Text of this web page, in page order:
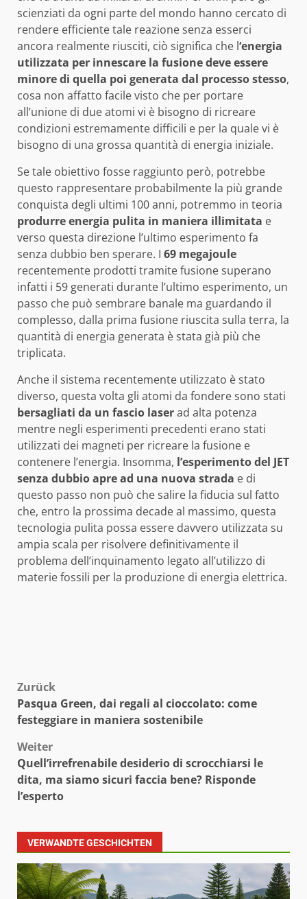
scienziati da ogni parte del mondo hanno cercato di
rendere efficiente tale reazione senza esserci
ancora realmente riusciti, ciò significa che l‘energia
utilizzata per innescare la fusione deve essere
minore di quella poi generata dal processo stesso,
cosa non affatto facile visto che per portare
all’unione di due atomi vi è bisogno di ricreare
condizioni estremamente difficili e per la quale vi è
bisogno di una grossa quantità di energia iniziale.
Se tale obiettivo fosse raggiunto però, potrebbe
questo rappresentare probabilmente la più grande
conquista degli ultimi 100 anni, potremmo in teoria
produrre energia pulita in maniera illimitata e
verso questa direzione l’ultimo esperimento fa
senza dubbio ben sperare. I 69 megajoule
recentemente prodotti tramite fusione superano
infatti i 59 generati durante l’ultimo esperimento, un
passo che può sembrare banale ma guardando il
complesso, dalla prima fusione riuscita sulla terra, la
quantità di energia generata è stata già più che
triplicata.
Anche il sistema recentemente utilizzato è stato
diverso, questa volta gli atomi da fondere sono stati
bersagliati da un fascio laserad alta potenza
mentre negli esperimenti precedenti erano stati
utilizzati dei magneti per ricreare la fusione e
contenere l’energia. Insomma, l’esperimento del JET
senza dubbio apre ad una nuova strada e di
questo passo non può che salire la fiducia sul fatto
che, entro la prossima decade al massimo, questa
tecnologia pulita possa essere davvero utilizzata su
ampia scala per risolvere definitivamente il
problema dell’inquinamento legato all’utilizzo di
materie fossili per la produzione di energia elettrica.
Beitragsnavigation
Zurück
Pasqua Green, dai regali al cioccolato: come
festeggiare in maniera sostenibile
Weiter
Quell’irrefrenabile desiderio di scrocchiarsi le
dita, ma siamo sicuri faccia bene? Risponde
l’esperto
VERWANDTE GESCHICHTEN